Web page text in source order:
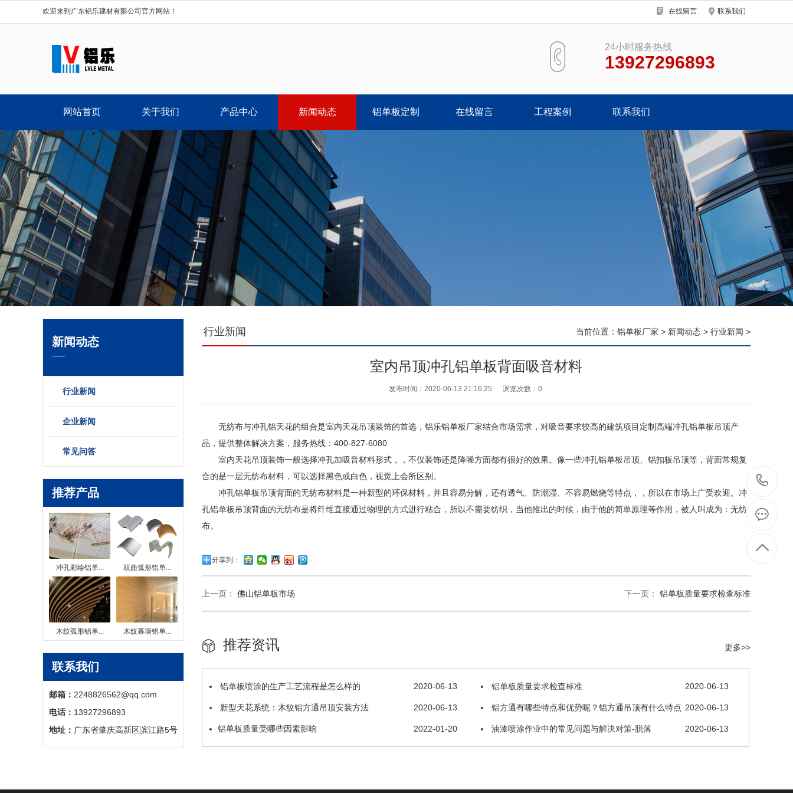
欢迎来到广东铝乐建材有限公司官方网站！ 在线留言 联系我们
24小时服务热线
13927296893
网站首页 关于我们 产品中心 新闻动态 铝单板定制 在线留言 工程案例 联系我们
新闻动态
行业新闻
企业新闻
常见问答
推荐产品
冲孔彩绘铝单... 双曲弧形铝单...
木纹弧形铝单... 木纹幕墙铝单...
联系我们
邮箱： 2248826562@qq.com
电话： 13927296893
地址： 广东省肇庆高新区滨江路5号
当前位置： 铝单板厂家 > 新闻动态 > 行业新闻 >
行业新闻
室内吊顶冲孔铝单板背面吸音材料
发布时间：2020-06-13 21:16:25 浏览次数： 0
无纺布与冲孔铝天花的组合是室内天花吊顶装饰的首选，铝乐铝单板厂家结合市场需求，对吸音要求较高的建筑项目定制高端冲孔铝单板吊顶产
品，提供整体解决方案，服务热线：400-827-6080
室内天花吊顶装饰一般选择冲孔加吸音材料形式，，不仅装饰还是降噪方面都有很好的效果。像一些冲孔铝单板吊顶、铝扣板吊顶等，背面常规复
合的是一层无纺布材料，可以选择黑色或白色，视觉上会所区别。
冲孔铝单板吊顶背面的无纺布材料是一种新型的环保材料，并且容易分解，还有透气、防潮湿、不容易燃烧等特点，，所以在市场上广受欢迎。冲
孔铝单板吊顶背面的无纺布是将纤维直接通过物理的方式进行粘合，所以不需要纺织，当他推出的时候，由于他的简单原理等作用，被人叫成为：无纺
布。
分享到：
上一页： 佛山铝单板市场 下一页： 铝单板质量要求检查标准
更多>>
推荐资讯
2020-06-13
铝单板喷涂的生产工艺流程是怎么样的 2020-06-13
铝单板质量要求检查标准
2020-06-13
新型天花系统：木纹铝方通吊顶安装方法 2020-06-13
铝方通有哪些特点和优势呢？铝方通吊顶有什么特点
该如何选择呢？
2022-01-20
铝单板质量受哪些因素影响 2020-06-13
油漆喷涂作业中的常见问题与解决对策-脱落